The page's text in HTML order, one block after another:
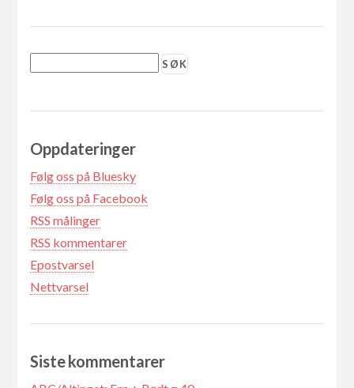
Oppdateringer
Følg oss på Bluesky
Følg oss på Facebook
RSS målinger
RSS kommentarer
Epostvarsel
Nettvarsel
Siste kommentarer